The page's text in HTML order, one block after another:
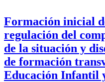
Formación inicial
regulación del
de la situación y
de formación
Educación Infantil